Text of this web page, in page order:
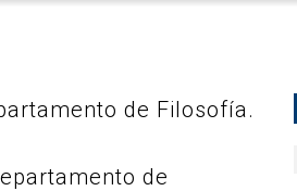
de Filosofía.
de